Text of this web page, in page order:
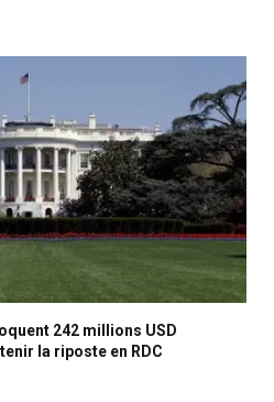
242 millions USD
la riposte en RDC